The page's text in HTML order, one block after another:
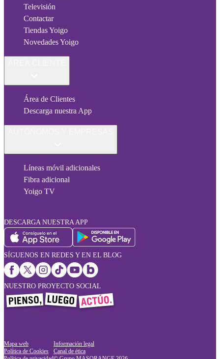
Televisión
Contactar
Tiendas Yoigo
Novedades Yoigo
Área de Clientes
Descarga nuestra App
Líneas móvil adicionales
Fibra adicional
Yoigo TV
DESCARGA NUESTRA APP
SÍGUENOS EN REDES Y EN EL BLOG
NUESTRO PROYECTO SOCIAL
Mapa web
Política de Cookies
Información legal
Canal de ética